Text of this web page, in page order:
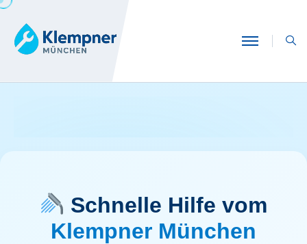
Schnelle Hilfe vom
Klempner München